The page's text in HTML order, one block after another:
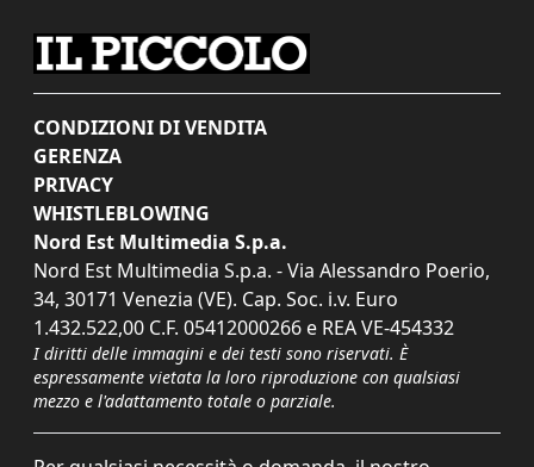
CONDIZIONI DI VENDITA
GERENZA
PRIVACY
WHISTLEBLOWING
Nord Est Multimedia S.p.a.
Nord Est Multimedia S.p.a. - Via Alessandro Poerio,
34, 30171 Venezia (VE). Cap. Soc. i.v. Euro
1.432.522,00 C.F. 05412000266 e REA VE-454332
I diritti delle immagini e dei testi sono riservati. È
espressamente vietata la loro riproduzione con qualsiasi
mezzo e l'adattamento totale o parziale.